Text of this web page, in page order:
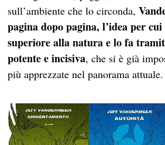
sull’ambiente che lo circonda,
pagina dopo pagina, l’idea per
superiore alla natura e lo fa
potente e incisiva, che si è già
più apprezzate nel panorama attuale.